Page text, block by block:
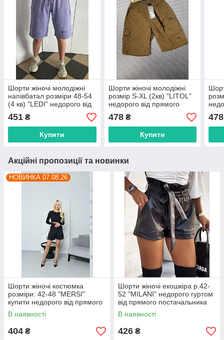
Шорти жіночі молодіжні
напівбатал розміри 48-54
(4 кв) "LEDI" недорого від
451 ₴
Купити
Шорти жіночі молодіжні
розмір S-XL (2кв) "LITOL"
недорого від прямого
478₴
Купити
478
Акційні пропозиції та новинки
НОВИНКА 07.08.26
Шорти жіночі костюмка
розміри: 42-48 "MERSI"
купити недорого від прямого
постачальника
В наявності
404 ₴
Шорти жіночі екошкіра р.42-
52 "MILANI" недорого гуртом
від прямого постачальника
В наявності
426 ₴